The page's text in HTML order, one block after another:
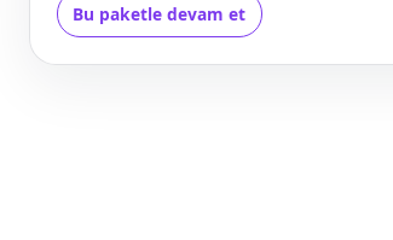
Bu paketle devam et